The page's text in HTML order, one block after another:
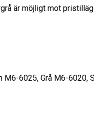
är möjligt mot
M6-6025, Grå M6-6020,